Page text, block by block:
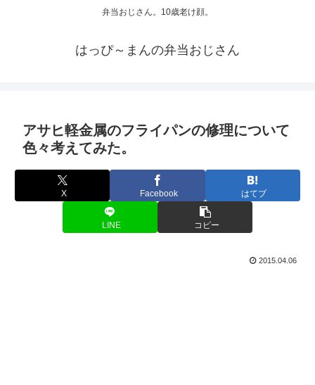
弁当おじさん。10歳老け顔。
はっぴ～まんの弁当おじさん
アサヒ軽金属のフライパンの修理について
色々考えてみた。
X Facebook はてブ
LINE コピー
2015.04.06